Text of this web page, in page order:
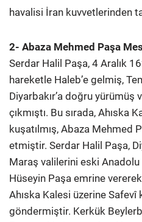
havalisi İran kuvvetlerinden
2- Abaza Mehmed Paşa
Serdar Halil Paşa, 4 Aralık
hareketle Haleb’e gelmiş,
Diyarbakır’a doğru
çıkmıştı. Bu sırada, Ahıska
kuşatılmış, Abaza Mehmed
etmiştir. Serdar Halil Paşa,
Maraş valilerini eski
Hüseyin Paşa emrine
Ahıska Kalesi üzerine Safevî
göndermiştir. Kerkük